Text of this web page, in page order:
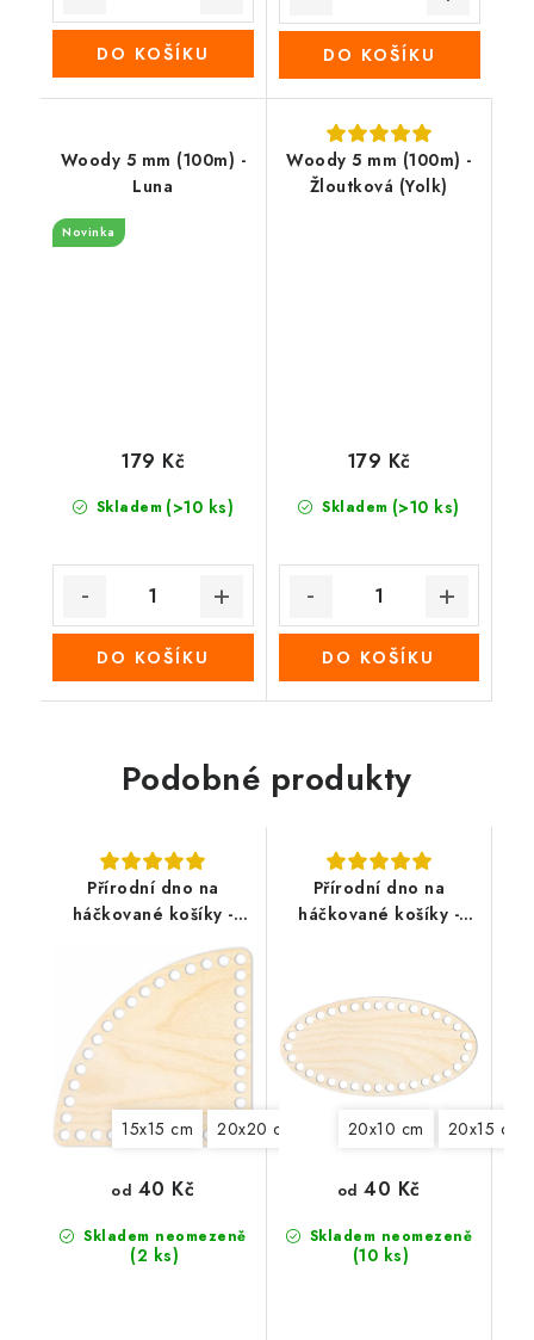
DO KOŠÍKU DO KOŠÍKU
Woody 5 mm (100m) -
Luna
Novinka
Skladem (>10 ks)
179 Kč
DO KOŠÍKU
Woody 5 mm (100m) -
Žloutková (Yolk)
Skladem (>10 ks)
179 Kč
DO KOŠÍKU
Podobné produkty
Přírodní dno na
háčkované košíky -
15x15 cm 20x20 cm 25x25 cm 30x30 cm
Skladem neomezeně
(2 ks)
od 40 Kč
Přírodní dno na
háčkované košíky -
20x10 cm 20x15 cm
Skladem neomezeně
(10 ks)
od 40 Kč